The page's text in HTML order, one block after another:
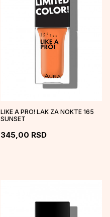
LIKE A PRO! LAK ZA NOKTE 165
SUNSET
345,00 RSD